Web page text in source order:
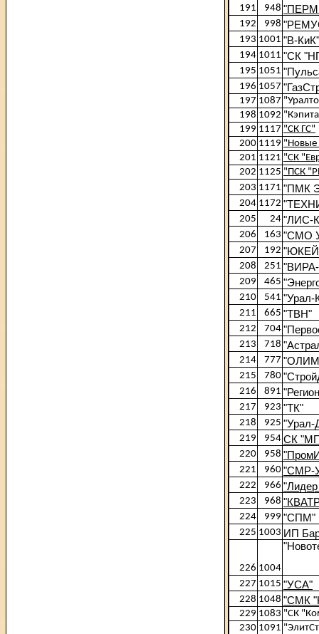
191 948
192 998
193 1001 "В-КиК"
194 1011 "СК
195 1051
196 1057
197 1087
198 1092
199 1117 "СК ГС"
200 1119 "Новые
201 1121 "СК
202 1125 "ПСК
203 1171 "ПМК
204 1172
205 24 "ЛИС-
206 163 "СМО
207 192
208 251
209 465
210 541 "Урал-
211 665 "ТВН"
212 704
213 718
214 777
215 780
216 891
217 923 "ТК"
218 925 "Урал-
219 954 СК
220 958
221 960 "СМР-
222 966
223 968
224 999 "СПМ"
225 1003 ИП
226 1004
227 1015 "УСА"
228 1048 "СМК
229 1083 "СК
230 1091